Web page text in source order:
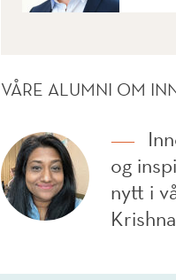
VÅRE ALUMNI OM
og
nytt i